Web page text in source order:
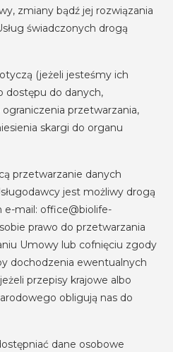
zmiany bądź jej rozwiązania
świadczonych drogą
(jeżeli jesteśmy ich
dostępu do danych,
przetwarzania,
skargi do organu
przetwarzanie danych
jest możliwy drogą
e-mail: office@biolife-
prawo do przetwarzania
Umowy lub cofnięciu zgody
dochodzenia ewentualnych
przepisy krajowe albo
obligują nas do
dane osobowe